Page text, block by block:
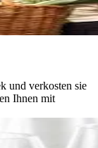
und verkosten sie
Ihnen mit